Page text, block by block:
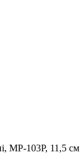
MP-103P, 11,5 см